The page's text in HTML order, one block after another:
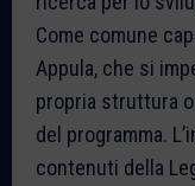
Come comune
Appula, che si
propria struttura
del programma.
contenuti della